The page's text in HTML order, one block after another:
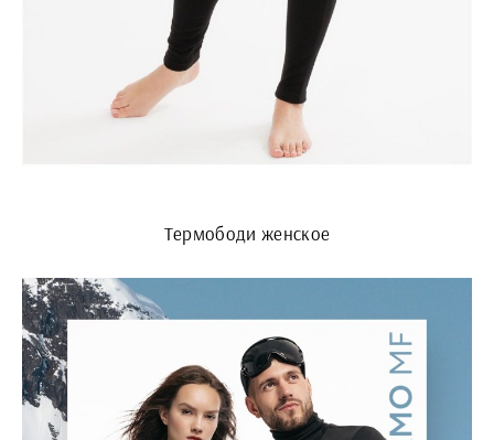
Термободи женское